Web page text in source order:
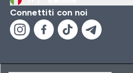
Connettiti con noi